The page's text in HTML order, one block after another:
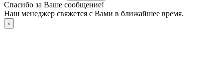
Спасибо за Ваше сообщение!
Наш менеджер свяжется с Вами в ближайшее время.